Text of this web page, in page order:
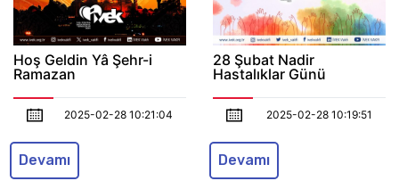
Hoş Geldin Yâ Şehr-i
Ramazan
2025-02-28 10:21:04
Devamı
28 Şubat Nadir
Hastalıklar Günü
2025-02-28 10:19:51
Devamı